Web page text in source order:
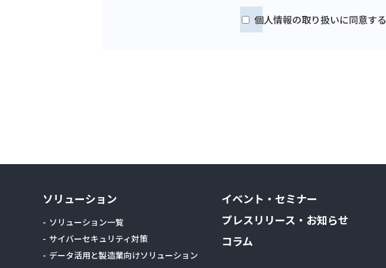
個人情報の取り扱いに同意する
ソリューション
ソリューション一覧
サイバーセキュリティ対策
データ活用と製造業向けソリューション
イベント・セミナー
プレスリリース・お知らせ
コラム